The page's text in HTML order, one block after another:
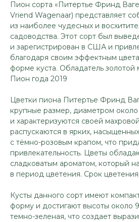
Пион сорта «Питертье Фринд
Vriend Wagenaar) представляет
из наиболее чудесных и
садоводства. Этот сорт был
и зарегистрирован в США и
благодаря своим эффектным
форме куста. Обладатель золотой
Пион года 2019
Цветки пиона Питертье Фринд
крупные размер, диаметром около
и характеризуются своей
распускаются в ярких,
с тёмно-розовым крапом, что
привлекательность. Цветы
сладковатым ароматом, который
в период цветения. Срок
Кусты данного сорт имеют
форму и достигают высоты около
темно-зеленая, что создает